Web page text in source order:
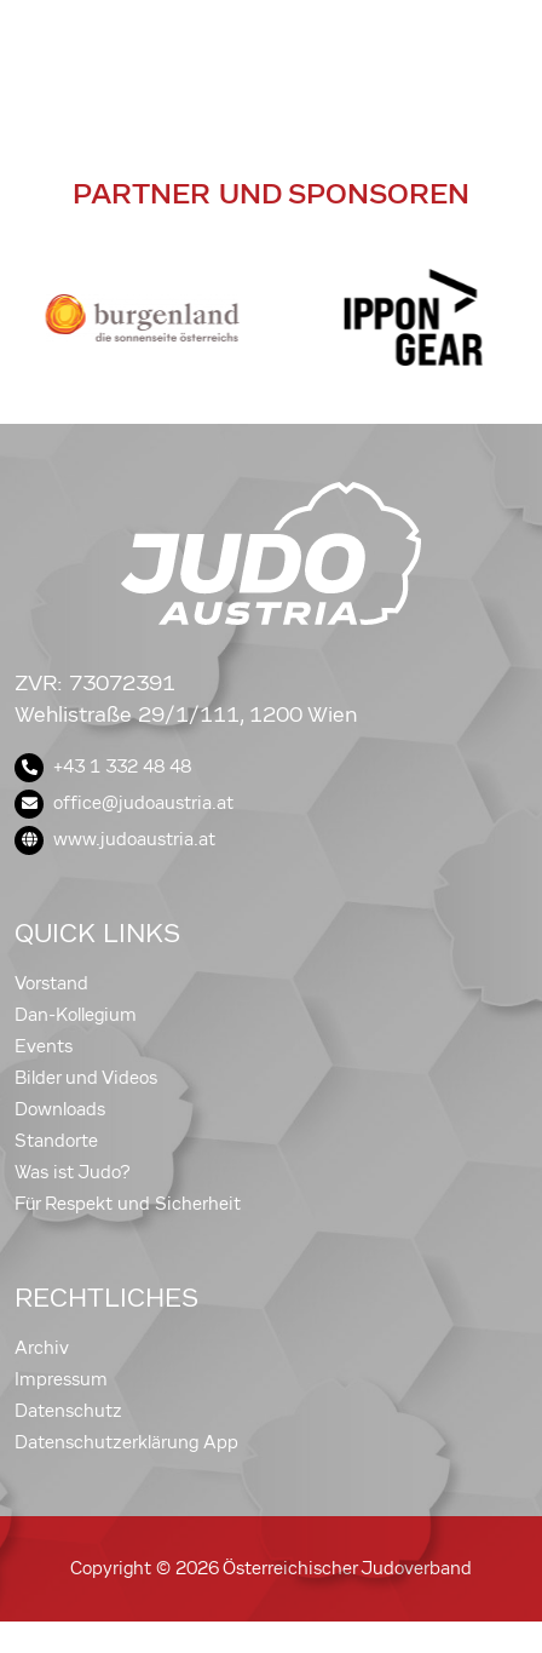
PARTNER UND SPONSOREN
ZVR: 73072391
Wehlistraße 29/1/111, 1200 Wien
+43 1 332 48 48
office@judoaustria.at
www.judoaustria.at
QUICK LINKS
Vorstand
Dan-Kollegium
Events
Bilder und Videos
Downloads
Standorte
Was ist Judo?
Für Respekt und Sicherheit
RECHTLICHES
Archiv
Impressum
Datenschutz
Datenschutzerklärung App
Copyright © 2026 Österreichischer Judoverband